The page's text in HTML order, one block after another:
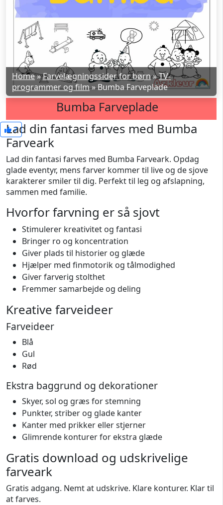
Home»Farvelægningssider for børn»TV-
programmer og film»Bumba Farveplade
Bumba Farveplade
7
Lad din fantasi farves med Bumba
Farveark
Lad din fantasi farves med Bumba Farveark. Opdag
glade eventyr, mens farver kommer til live og de sjove
karakterer smiler til dig. Perfekt til leg og afslapning,
sammen med familie.
Hvorfor farvning er så sjovt
Stimulerer kreativitet og fantasi
Bringer ro og koncentration
Giver plads til historier og glæde
Hjælper med finmotorik og tålmodighed
Giver farverig stolthet
Fremmer samarbejde og deling
Kreative farveideer
Farveideer
Blå
Gul
Rød
Ekstra baggrund og dekorationer
Skyer, sol og græs for stemning
Punkter, striber og glade kanter
Kanter med prikker eller stjerner
Glimrende konturer for ekstra glæde
Gratis download og udskrivelige
farveark
Gratis adgang. Nemt at udskrive. Klare konturer. Klar til
at farves.